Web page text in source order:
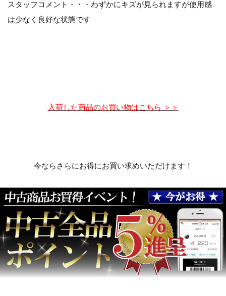
スタッフコメント・・・わずかにキズが見られますが使用感
は少なく良好な状態です
入荷した商品のお買い物はこちら ＞＞
今ならさらにお得にお買い求めいただけます！